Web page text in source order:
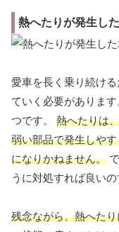
熱へたりが発生し
愛車を長く乗り続け
ていく必要がありま
つです。 熱へたりは
弱い部品で発生しや
になりかねません。
うに対処すれば良いの
残念ながら、熱へた